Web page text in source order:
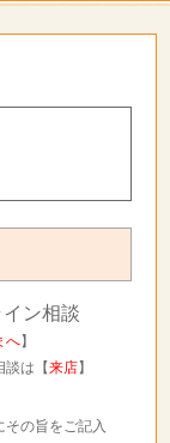
ン相談
へ】
談は【来店】
の旨をご記入